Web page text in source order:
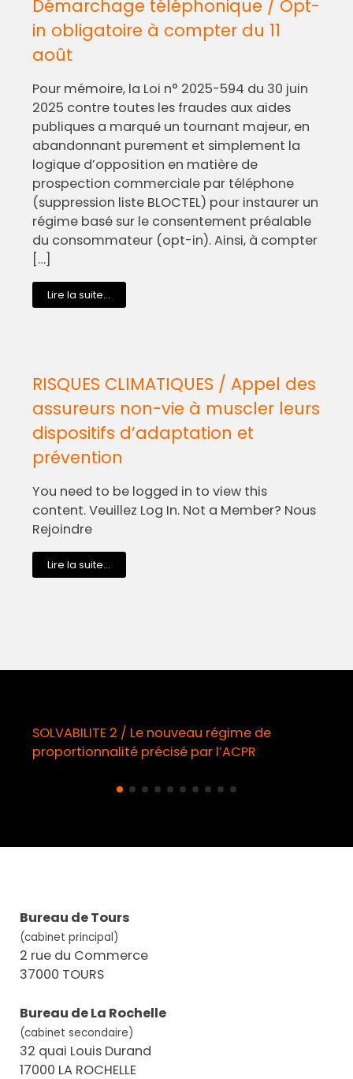
Démarchage téléphonique / Opt-
in obligatoire à compter du 11
août
Pour mémoire, la Loi n° 2025-594 du 30 juin
2025 contre toutes les fraudes aux aides
publiques a marqué un tournant majeur, en
abandonnant purement et simplement la
logique d’opposition en matière de
prospection commerciale par téléphone
(suppression liste BLOCTEL) pour instaurer un
régime basé sur le consentement préalable
du consommateur (opt-in). Ainsi, à compter
[…]
Lire la suite...
RISQUES CLIMATIQUES / Appel des
assureurs non-vie à muscler leurs
dispositifs d’adaptation et
prévention
You need to be logged in to view this
content. Veuillez Log In. Not a Member? Nous
Rejoindre
Lire la suite...
SOLVABILITE 2 / Le nouveau régime de
proportionnalité précisé par l’ACPR
Bureau de Tours
(cabinet principal)
2 rue du Commerce
37000 TOURS
Bureau de La Rochelle
(cabinet secondaire)
32 quai Louis Durand
17000 LA ROCHELLE